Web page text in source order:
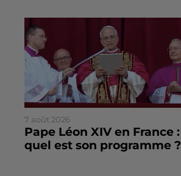
7 août 2026
Pape Léon XIV en France :
quel est son programme ?